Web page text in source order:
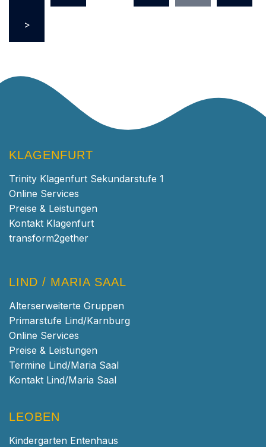
>
KLAGENFURT
Trinity Klagenfurt Sekundarstufe 1
Online Services
Preise & Leistungen
Kontakt Klagenfurt
transform2gether
LIND / MARIA SAAL
Alterserweiterte Gruppen
Primarstufe Lind/Karnburg
Online Services
Preise & Leistungen
Termine Lind/Maria Saal
Kontakt Lind/Maria Saal
LEOBEN
Kindergarten Entenhaus